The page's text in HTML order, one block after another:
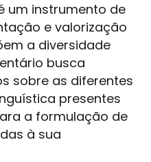
um instrumento de
e valorização
a diversidade
busca
sobre as diferentes
presentes
a formulação de
à sua